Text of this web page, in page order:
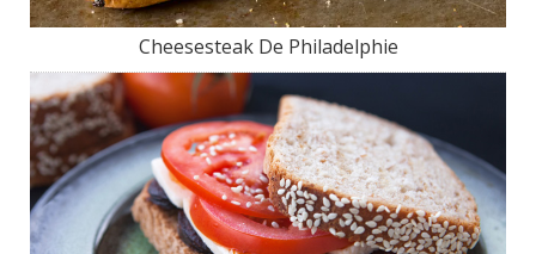
Cheesesteak De Philadelphie